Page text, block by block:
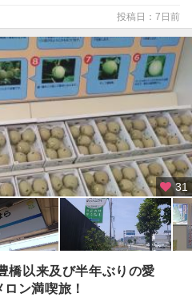
投稿日：7日前
31
橋以来及び半年ぶりの愛
ン満喫旅！